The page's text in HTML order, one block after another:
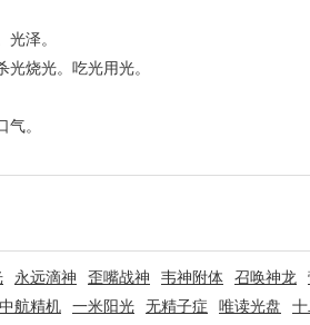
光泽。
光烧光。吃光用光。
气。
永远滴神 歪嘴战神 韦神附体 召唤神龙
中航精机 一米阳光 无精子症 唯读光盘